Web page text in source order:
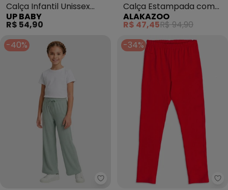
Calça Infantil Unissex
Suedine Azul
UP BABY
R$ 54,90
Calça Estampada com
Cós Elástico (Azul)
ALAKAZOO
R$ 47,45R$ 94,90
-40%
Turminha - Calça Wide Leg
-34%